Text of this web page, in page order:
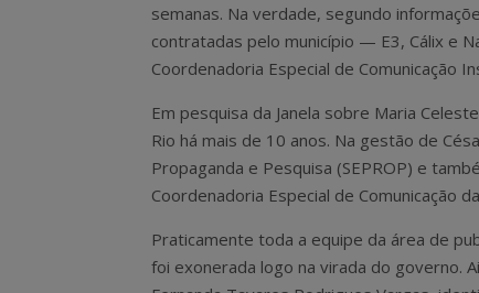
semanas. Na verdade, segundo
contratadas pelo município — E3, Cálix e
Coordenadoria Especial de Comunicação
Em pesquisa da Janela sobre Maria
Rio há mais de 10 anos. Na gestão de
Propaganda e Pesquisa (SEPROP) e
Coordenadoria Especial de Comunicação
Praticamente toda a equipe da área de
foi exonerada logo na virada do governo.